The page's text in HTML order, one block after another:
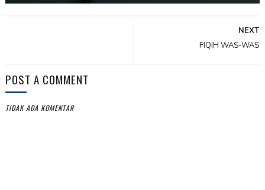
NEXT
FIQIH WAS-WAS
POST A COMMENT
TIDAK ADA KOMENTAR